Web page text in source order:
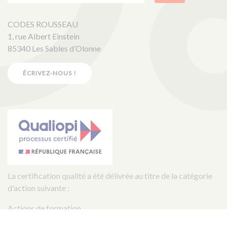
CODES ROUSSEAU
1, rue Albert Einstein
85340 Les Sables d’Olonne
ÉCRIVEZ-NOUS !
La certification qualité a été délivrée au titre de la catégorie
d'action suivante :
Actions de formation